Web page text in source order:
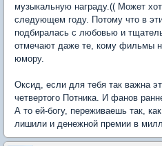
музыкальную награду.(( Может
следующем году. Потому что в
подбиралась с любовью и
отмечают даже те, кому фильмы
юмору.
Оксид, если для тебя так важна
четвертого Потника. И фанов
А то ей-богу, переживаешь так,
лишили и денежной премии в